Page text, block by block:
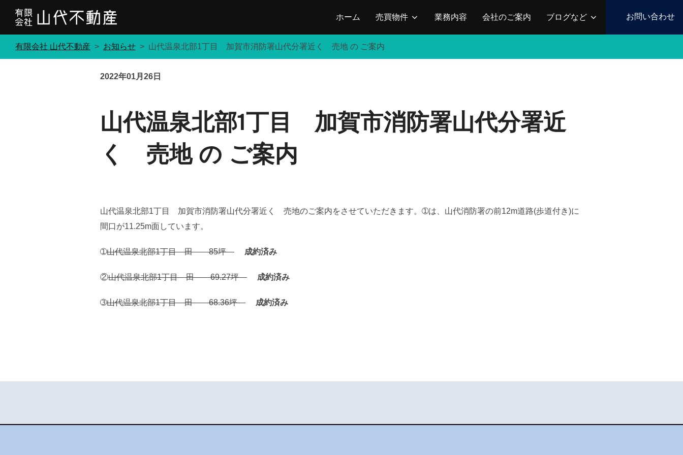
テ
ホーム 売買物件 業務内容 会社のご案内 ブログなど お問い合わせ
有限会社 山代不動産 > お知らせ > 山代温泉北部1丁目 加賀市消防署山代分署近く 売地 の ご案内
2022年01月26日
山代温泉北部1丁目 加賀市消防署山代分署近
く 売地 の ご案内
山代温泉北部1丁目 加賀市消防署山代分署近く 売地のご案内をさせていただきます。➀は、山代消防署の前12m道路(歩道付き)に
間口が11.25m面しています。
➀山代温泉北部1丁目 田 85坪 成約済み
②山代温泉北部1丁目 田 69.27坪 成約済み
➂山代温泉北部1丁目 田 68.36坪 成約済み